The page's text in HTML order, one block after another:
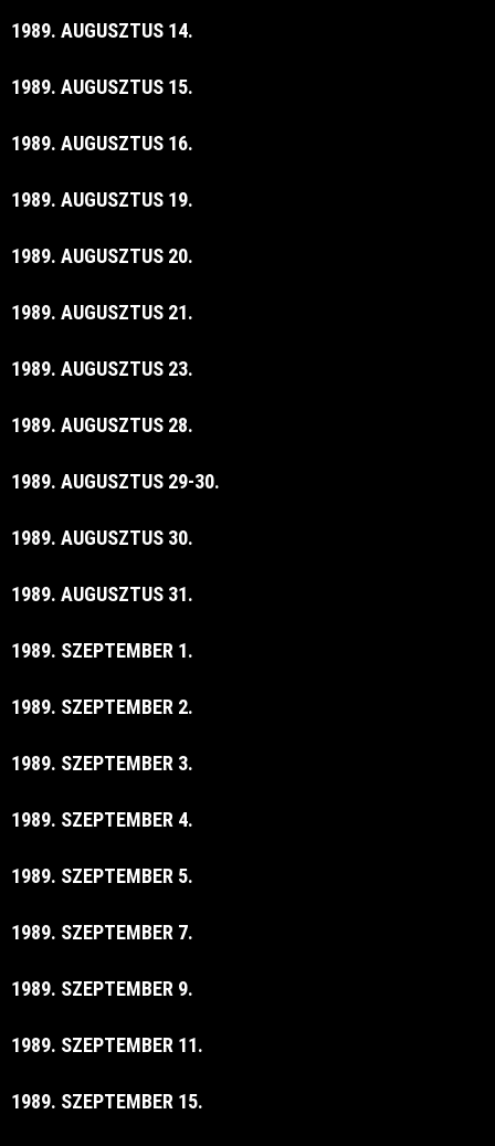
1989. AUGUSZTUS 14.
1989. AUGUSZTUS 15.
1989. AUGUSZTUS 16.
1989. AUGUSZTUS 19.
1989. AUGUSZTUS 20.
1989. AUGUSZTUS 21.
1989. AUGUSZTUS 23.
1989. AUGUSZTUS 28.
1989. AUGUSZTUS 29-30.
1989. AUGUSZTUS 30.
1989. AUGUSZTUS 31.
1989. SZEPTEMBER 1.
1989. SZEPTEMBER 2.
1989. SZEPTEMBER 3.
1989. SZEPTEMBER 4.
1989. SZEPTEMBER 5.
1989. SZEPTEMBER 7.
1989. SZEPTEMBER 9.
1989. SZEPTEMBER 11.
1989. SZEPTEMBER 15.